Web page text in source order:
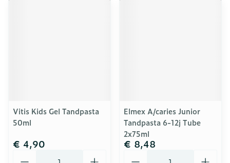
Vitis Kids Gel Tandpasta
50ml
€ 4,90
Elmex A/caries Junior
Tandpasta 6-12j Tube
2x75ml
€ 8,48